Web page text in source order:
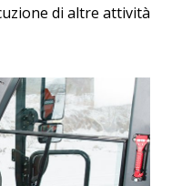
di altre attività